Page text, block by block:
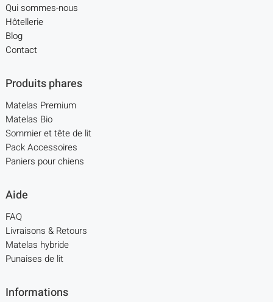
Qui sommes-nous
Hôtellerie
Blog
Contact
Produits phares
Matelas Premium
Matelas Bio
Sommier et tête de lit
Pack Accessoires
Paniers pour chiens
Aide
FAQ
Livraisons & Retours
Matelas hybride
Punaises de lit
Informations